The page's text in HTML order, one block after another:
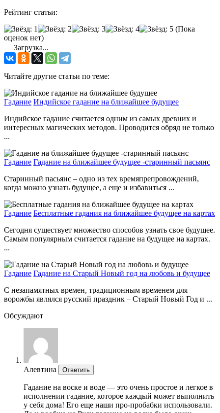
Рейтинг статьи:
(Пока
оценок нет)
Загрузка...
Читайте другие статьи по теме:
Гадание Индийское гадание на ближайшее будущее
Индийское гадание считается одним из самых древних и
интересных магических методов. Проводится обряд не только
...
Гадание Гадание на ближайшее будущее -старинный пасьянс
Старинный пасьянс – одно из тех времяпрепровождений,
когда можно узнать будущее, а еще и избавиться ...
Гадание Бесплатные гадания на ближайшее будущее на картах
Сегодня существует множество способов узнать свое будущее.
Самым популярным считается гадание на будущее на картах.
...
Гадание Гадание на Старый Новый год на любовь и будущее
С незапамятных времен, традиционным временем для
ворожбы являлся русский праздник – Старый Новый Год и ...
Обсуждают
Алевтина Ответить
Гадание на воске и воде — это очень простое и легкое в
исполнении гадание, которое каждый может выполнить
у себя дома! Его еще наши про-пробабки использовали.